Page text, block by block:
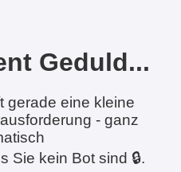
Geduld...
gerade eine kleine
- ganz
Sie kein Bot sind 🔒.